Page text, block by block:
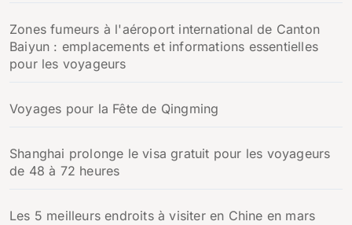
Zones fumeurs à l'aéroport international de Canton
Baiyun : emplacements et informations essentielles
pour les voyageurs
Voyages pour la Fête de Qingming
Shanghai prolonge le visa gratuit pour les voyageurs
de 48 à 72 heures
Les 5 meilleurs endroits à visiter en Chine en mars